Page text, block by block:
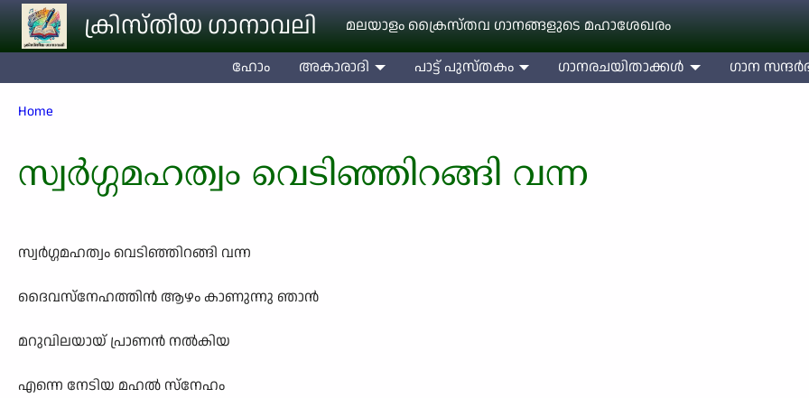
Skip to main contentക്രിസ്തീയ ഗാനാവലി മലയാളം ക്രൈസ്തവ ഗാനങ്ങളുടെ മഹാശേഖരം
ഹോം അകാരാദി പാട്ട് പുസ്തകം ഗാനരചയിതാക്കള്‍ ഗാന
Breadcrumb
Home
സ്വര്‍ഗ്ഗമഹത്വം വെടിഞ്ഞിറങ്ങി വന്ന
സ്വര്‍ഗ്ഗമഹത്വം വെടിഞ്ഞിറങ്ങി വന്ന
ദൈവസ്നേഹത്തിന്‍ ആഴം കാണുന്നു ഞാന്‍
മറുവിലയായ് പ്രാണന്‍ നല്‍കിയ
എന്നെ നേടിയ മഹല്‍ സ്നേഹം